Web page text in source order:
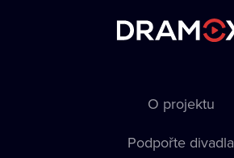
O projektu
Podpořte divadla